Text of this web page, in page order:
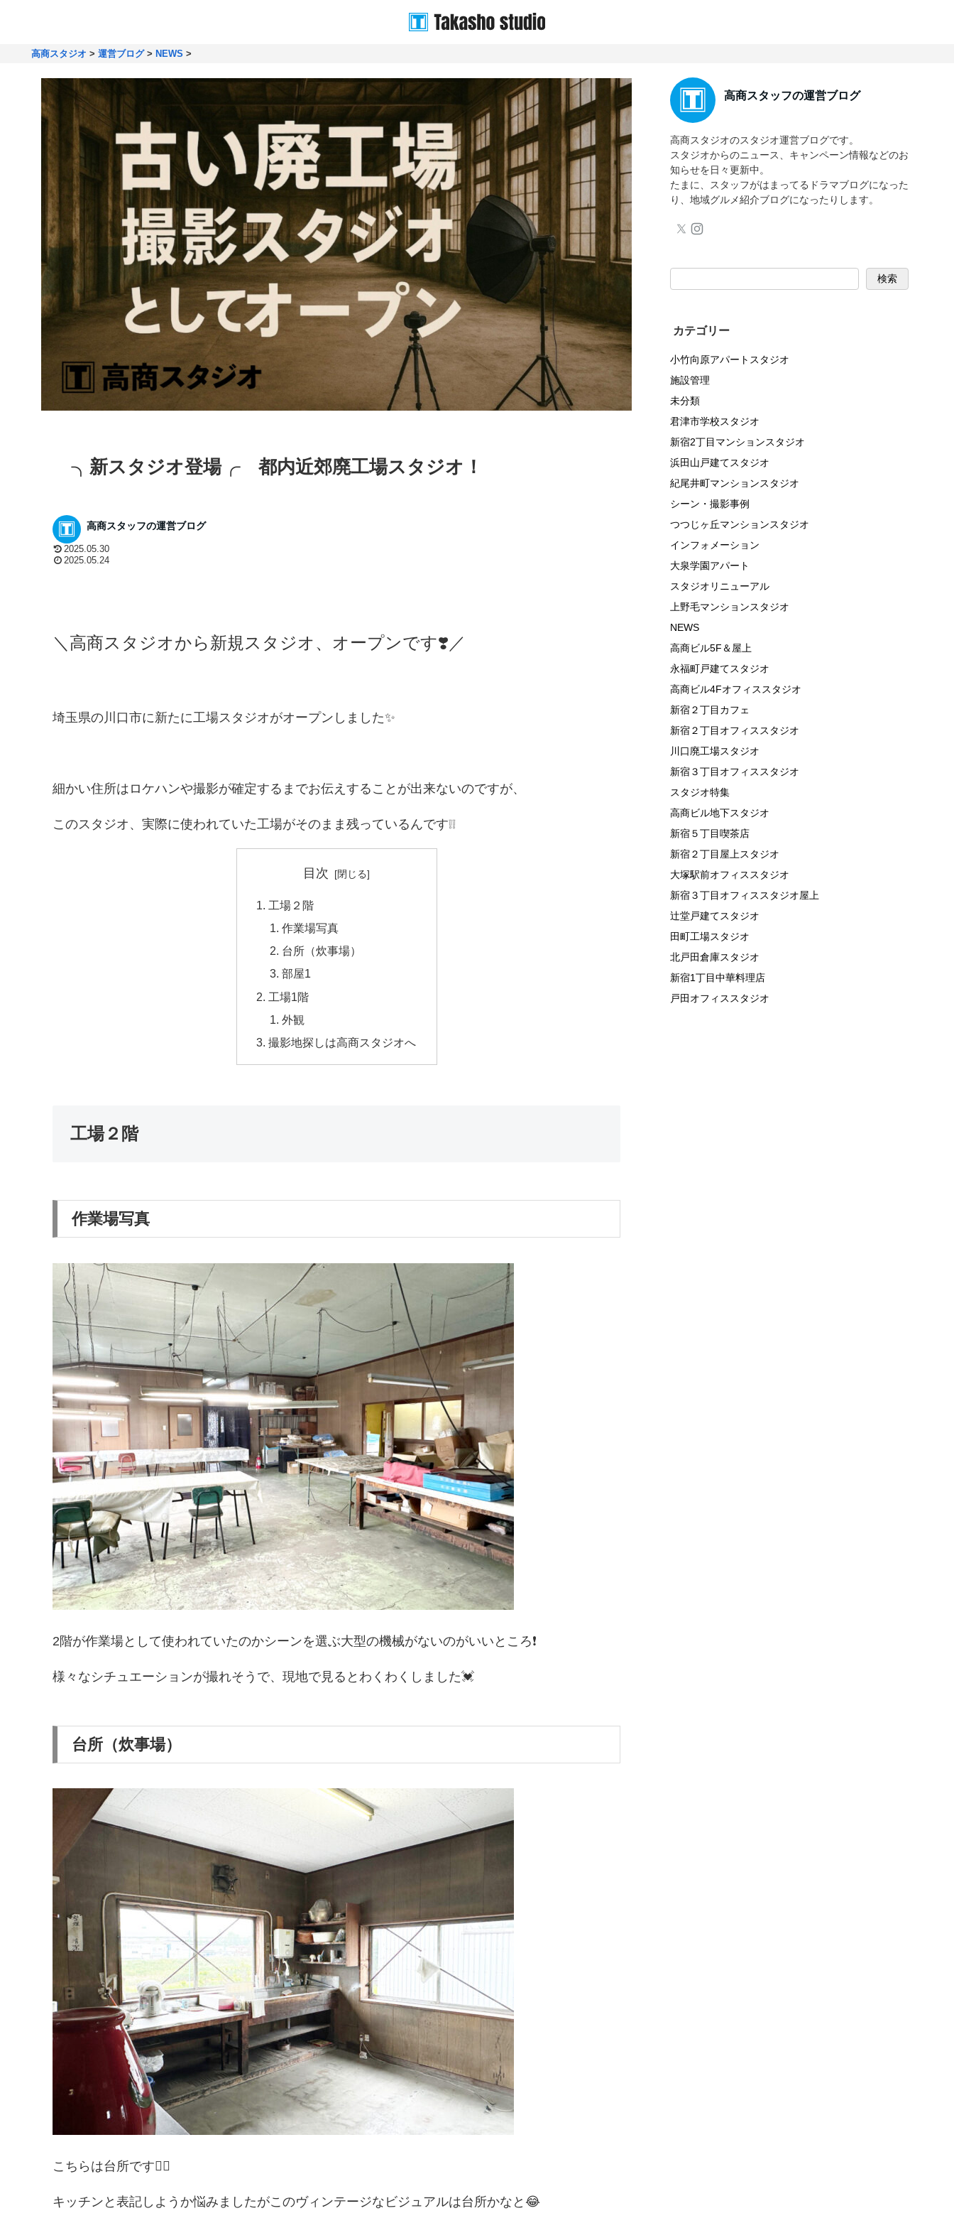
高商スタジオ > 運営ブログ> NEWS >
╮新スタジオ登場╭ 都内近郊廃工場スタジオ！
高商スタッフの運営ブログ
2025.05.30
2025.05.24
＼高商スタジオから新規スタジオ、オープンです❣️／
埼玉県の川口市に新たに工場スタジオがオープンしました✨
細かい住所はロケハンや撮影が確定するまでお伝えすることが出来ないのですが、
このスタジオ、実際に使われていた工場がそのまま残っているんです❕❕
目次
工場２階
作業場写真
台所（炊事場）
部屋1
工場1階
外観
撮影地探しは高商スタジオへ
工場２階
作業場写真
2階が作業場として使われていたのかシーンを選ぶ大型の機械がないのがいいところ❗
様々なシチュエーションが撮れそうで、現地で見るとわくわくしました💓
台所（炊事場）
こちらは台所です💁‍♀️
キッチンと表記しようか悩みましたがこのヴィンテージなビジュアルは台所かなと😂
高商スタッフの運営ブログ
高商スタジオのスタジオ運営ブログです。
スタジオからのニュース、キャンペーン情報などのお
知らせを日々更新中。
たまに、スタッフがはまってるドラマブログになった
り、地域グルメ紹介ブログになったりします。
検索
カテゴリー
小竹向原アパートスタジオ
施設管理
未分類
君津市学校スタジオ
新宿2丁目マンションスタジオ
浜田山戸建てスタジオ
紀尾井町マンションスタジオ
シーン・撮影事例
つつじヶ丘マンションスタジオ
インフォメーション
大泉学園アパート
スタジオリニューアル
上野毛マンションスタジオ
NEWS
高商ビル5F＆屋上
永福町戸建てスタジオ
高商ビル4Fオフィススタジオ
新宿２丁目カフェ
新宿２丁目オフィススタジオ
川口廃工場スタジオ
新宿３丁目オフィススタジオ
スタジオ特集
高商ビル地下スタジオ
新宿５丁目喫茶店
新宿２丁目屋上スタジオ
大塚駅前オフィススタジオ
新宿３丁目オフィススタジオ屋上
辻堂戸建てスタジオ
田町工場スタジオ
北戸田倉庫スタジオ
新宿1丁目中華料理店
戸田オフィススタジオ